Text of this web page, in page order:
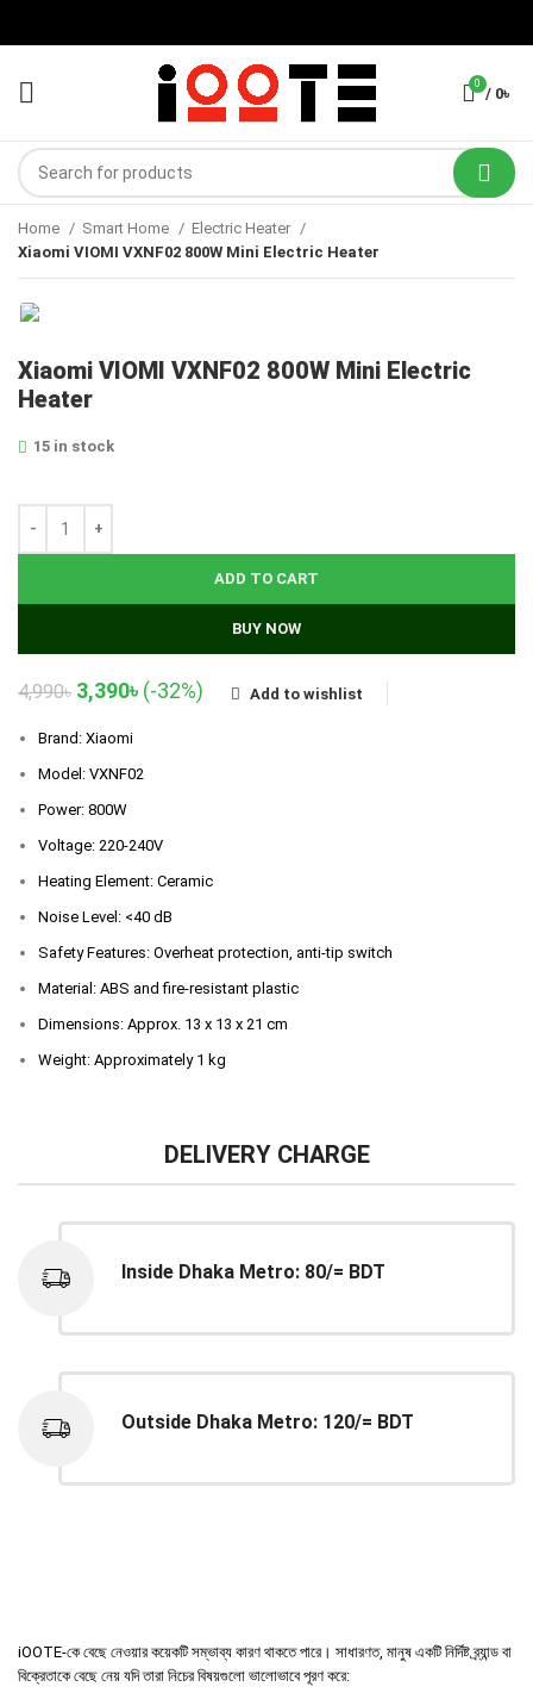
0
/ 0৳
Home Smart Home
Electric Heater
Xiaomi VIOMI VXNF02 800W Mini Electric Heater
Xiaomi VIOMI VXNF02 800W Mini Electric
Heater
15 in stock
ADD TO CART
BUY NOW
4,990৳ Original
was:
4,990৳.
3,390৳Current
3,390৳.
(-32%) Add to wishlist
Brand: Xiaomi
Model: VXNF02
Power: 800W
Voltage: 220-240V
Heating Element: Ceramic
Noise Level: <40 dB
Safety Features: Overheat protection, anti-tip switch
Material: ABS and fire-resistant plastic
Dimensions: Approx. 13 x 13 x 21 cm
Weight: Approximately 1 kg
DELIVERY CHARGE
Inside Dhaka Metro: 80/= BDT
Outside Dhaka Metro: 120/= BDT
iOOTE-কে বেছে নেওয়ার কয়েকটি সম্ভাব্য কারণ থাকতে পারে। সাধারণত, মানুষ একটি নির্দিষ্ট ব্র্যান্ড বা
বিক্রেতাকে বেছে নেয় যদি তারা নিচের বিষয়গুলো ভালোভাবে পূরণ করে: